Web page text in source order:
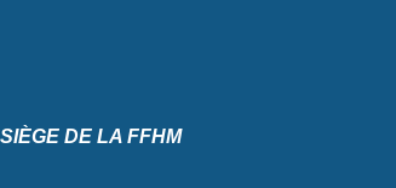
SIÈGE DE LA FFHM